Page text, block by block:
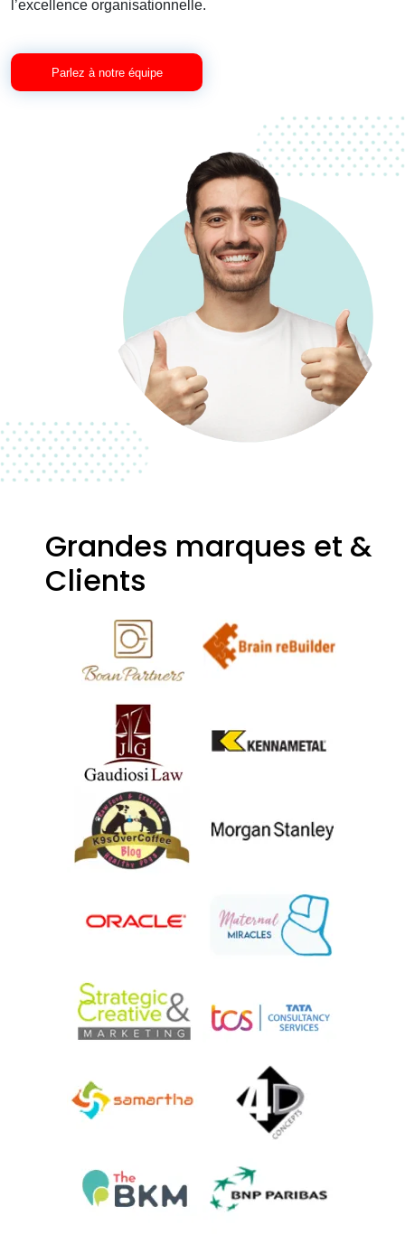
l’excellence organisationnelle.
Parlez à notre équipe
Grandes marques et &
Clients